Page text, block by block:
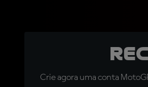
Crie agora uma conta